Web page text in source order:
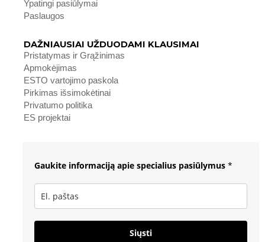
Ypatingi pasiūlymai
Paslaugos
DAŽNIAUSIAI UŽDUODAMI KLAUSIMAI
Pristatymas ir Grąžinimas
Apmokėjimas
ESTO vartojimo paskola
Pirkimas išsimokėtinai
Privatumo politika
ES projektai
Gaukite informaciją apie specialius pasiūlymus *
Siųsti